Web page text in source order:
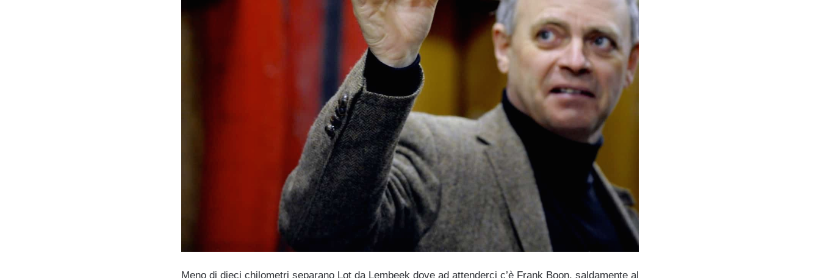
Meno di dieci chilometri separano Lot da Lembeek dove ad attenderci c’è Frank Boon, saldamente al